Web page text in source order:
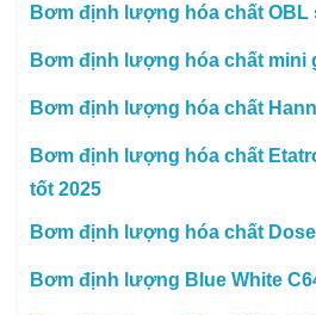
Bơm định lượng hóa chất OBL
Bơm định lượng hóa chất mini
Bơm định lượng hóa chất
Bơm định lượng hóa chất
tốt 2025
Bơm định lượng hóa chất
Bơm định lượng Blue White